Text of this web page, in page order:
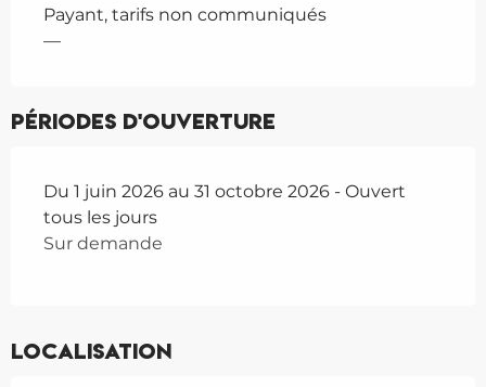
Payant, tarifs non communiqués
—
Périodes d'ouverture
Du 1 juin 2026 au 31 octobre 2026 - Ouvert
tous les jours
Sur demande
Localisation